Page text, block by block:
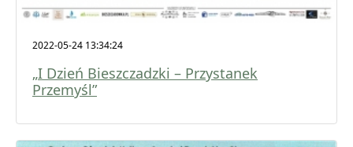
2022-05-24 13:34:24
„I Dzień Bieszczadzki – Przystanek
Przemyśl”